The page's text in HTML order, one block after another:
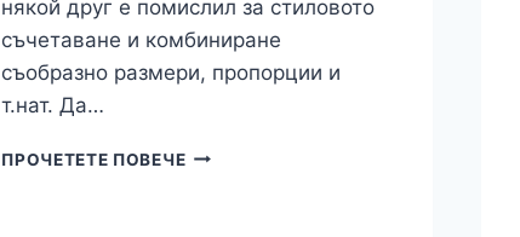
някой друг е помислил за стиловото
съчетаване и комбиниране
съобразно размери, пропорции и
т.нат. Да…
ПРОЧЕТЕТЕ ПОВЕЧЕКОМПЛЕКСНИ